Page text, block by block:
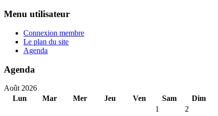
Menu utilisateur
Connexion membre
Le plan du site
Agenda
Agenda
Août 2026
Lun
Mar Mer Jeu Ven Sam
Dim
1
2